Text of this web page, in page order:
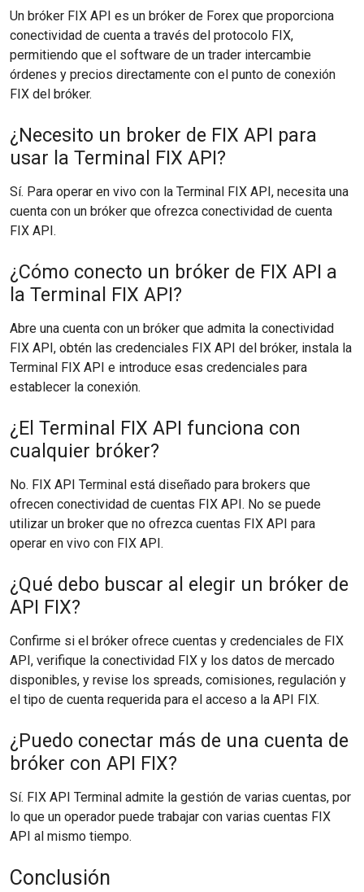
Un bróker FIX API es un bróker de Forex que proporciona
conectividad de cuenta a través del protocolo FIX,
permitiendo que el software de un trader intercambie
órdenes y precios directamente con el punto de conexión
FIX del bróker.
¿Necesito un broker de FIX API para
usar la Terminal FIX API?
Sí. Para operar en vivo con la Terminal FIX API, necesita una
cuenta con un bróker que ofrezca conectividad de cuenta
FIX API.
¿Cómo conecto un bróker de FIX API a
la Terminal FIX API?
Abre una cuenta con un bróker que admita la conectividad
FIX API, obtén las credenciales FIX API del bróker, instala la
Terminal FIX API e introduce esas credenciales para
establecer la conexión.
¿El Terminal FIX API funciona con
cualquier bróker?
No. FIX API Terminal está diseñado para brokers que
ofrecen conectividad de cuentas FIX API. No se puede
utilizar un broker que no ofrezca cuentas FIX API para
operar en vivo con FIX API.
¿Qué debo buscar al elegir un bróker de
API FIX?
Confirme si el bróker ofrece cuentas y credenciales de FIX
API, verifique la conectividad FIX y los datos de mercado
disponibles, y revise los spreads, comisiones, regulación y
el tipo de cuenta requerida para el acceso a la API FIX.
¿Puedo conectar más de una cuenta de
bróker con API FIX?
Sí. FIX API Terminal admite la gestión de varias cuentas, por
lo que un operador puede trabajar con varias cuentas FIX
API al mismo tiempo.
Conclusión